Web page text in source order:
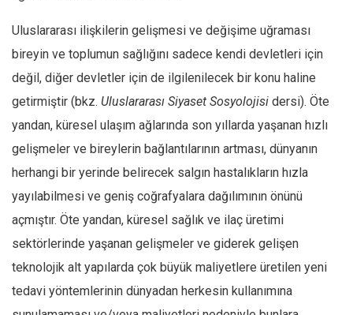
Uluslararası ilişkilerin gelişmesi ve değişime uğraması
bireyin ve toplumun sağlığını sadece kendi devletleri için
değil, diğer devletler için de ilgilenilecek bir konu haline
getirmiştir (bkz. Uluslararası Siyaset Sosyolojisi dersi). Öte
yandan, küresel ulaşım ağlarında son yıllarda yaşanan hızlı
gelişmeler ve bireylerin bağlantılarının artması, dünyanın
herhangi bir yerinde belirecek salgın hastalıkların hızla
yayılabilmesi ve geniş coğrafyalara dağılımının önünü
açmıştır. Öte yandan, küresel sağlık ve ilaç üretimi
sektörlerinde yaşanan gelişmeler ve giderek gelişen
teknolojik alt yapılarda çok büyük maliyetlere üretilen yeni
tedavi yöntemlerinin dünyadan herkesin kullanımına